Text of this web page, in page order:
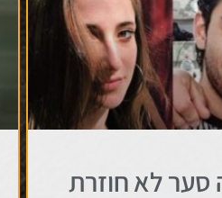
סער לא חוזרת